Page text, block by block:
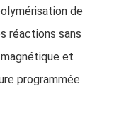
de
réactions sans
et
programmée